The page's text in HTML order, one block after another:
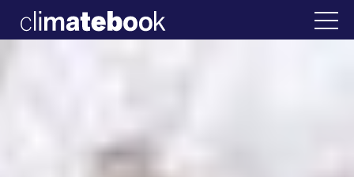
22 ΙΑΝ 2026 2025 Η άβολη αλήθεια